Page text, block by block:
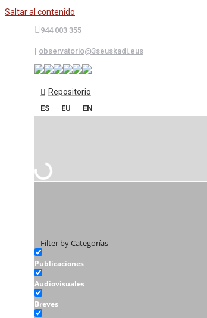
Saltar al contenido
944 003 355
| observatorio@3seuskadi.eus
Repositorio
ES EU EN
Filter by Categorías
Publicaciones
Audiovisuales
Breves